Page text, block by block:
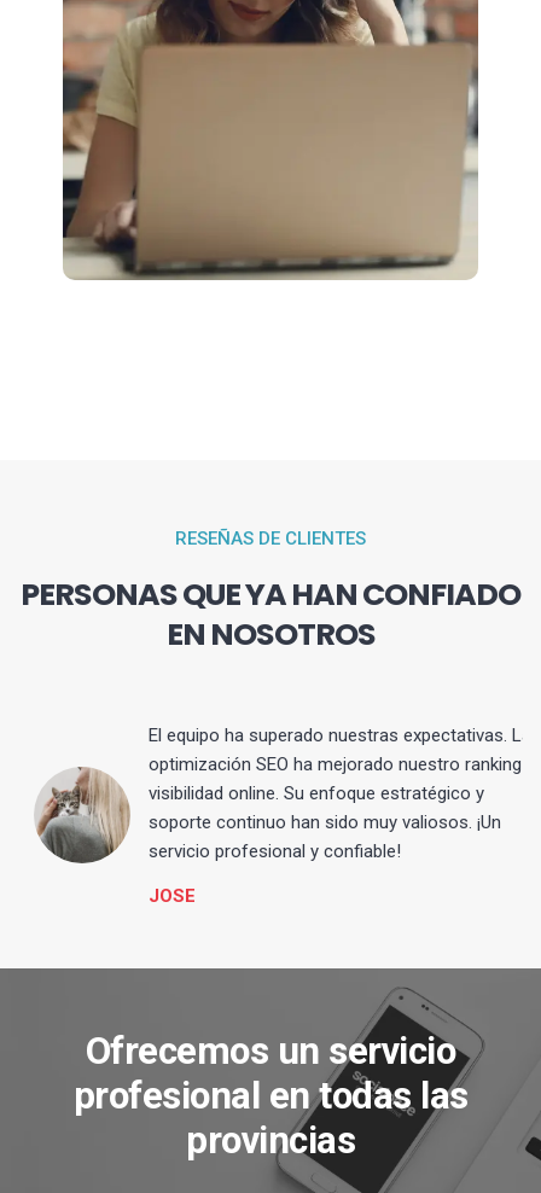
RESEÑAS DE CLIENTES
PERSONAS QUE YA HAN CONFIADO
EN NOSOTROS
El equipo ha superado nuestras expectativas. La
optimización SEO ha mejorado nuestro ranking y
visibilidad online. Su enfoque estratégico y
soporte continuo han sido muy valiosos. ¡Un
servicio profesional y confiable!
JOSE
Ofrecemos un servicio
profesional en todas las
provincias